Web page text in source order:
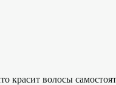
красит волосы